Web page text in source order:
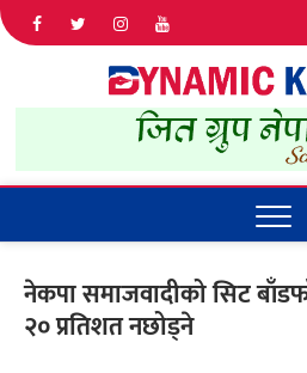
नेकपा समाजवादीको सिट
२० प्रतिशत नछोड्ने